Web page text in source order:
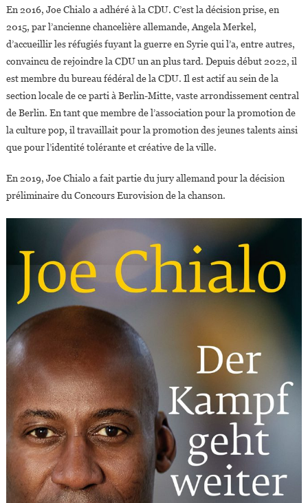
En 2016, Joe Chialo a adhéré à la CDU. C’est la décision prise, en
2015, par l’ancienne chancelière allemande, Angela Merkel,
d’accueillir les réfugiés fuyant la guerre en Syrie qui l’a, entre autres,
convaincu de rejoindre la CDU un an plus tard. Depuis début 2022, il
est membre du bureau fédéral de la CDU. Il est actif au sein de la
section locale de ce parti à Berlin-Mitte, vaste arrondissement central
de Berlin. En tant que membre de l’association pour la promotion de
la culture pop, il travaillait pour la promotion des jeunes talents ainsi
que pour l’identité tolérante et créative de la ville.
En 2019, Joe Chialo a fait partie du jury allemand pour la décision
préliminaire du Concours Eurovision de la chanson.